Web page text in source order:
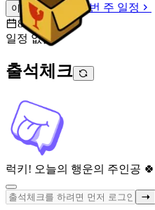
이번 주 일정
이번 주 일정
8월 9일 [일]
일정 없음
출석체크
럭키! 오늘의 행운의 주인공 🍀